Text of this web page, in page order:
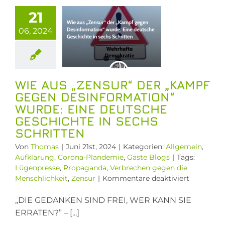
21
06, 2024
Eine
in
Corona-
Gäste
Blogs
WIE AUS „ZENSUR“ DER „KAMPF
GEGEN DESINFORMATION“
WURDE: EINE DEUTSCHE
GESCHICHTE IN SECHS
SCHRITTEN
Von Thomas | Juni 21st, 2024 | Kategorien: Allgemein,
Aufklärung, Corona-Plandemie, Gäste Blogs | Tags:
Lügenpresse, Propaganda, Verbrechen gegen die
Menschlichkeit, Zensur | Kommentare deaktiviert
aus
„DIE GEDANKEN SIND FREI, WER KANN SIE
ERRATEN?” – [...]